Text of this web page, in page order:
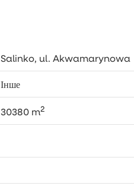
Salinko, ul. Akwamarynowa
Інше
30380 m2